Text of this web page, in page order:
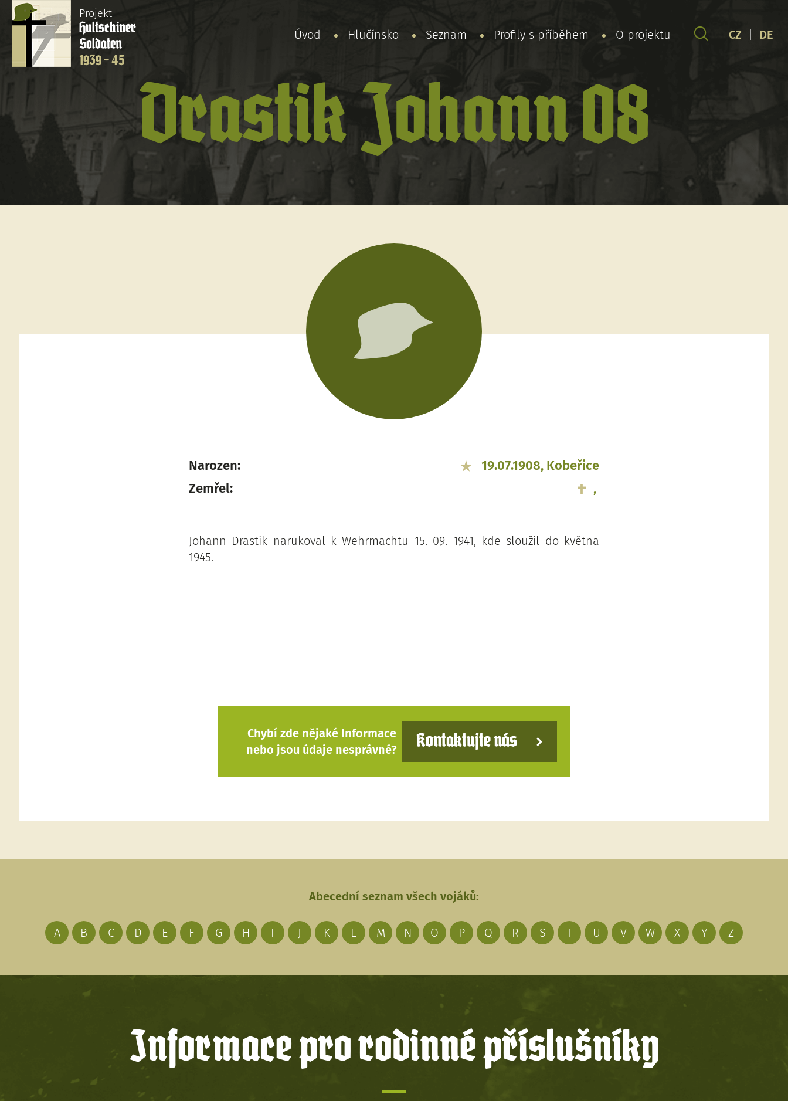
Projekt
Hultschiner
Soldaten
1939 - 45
Úvod Hlučínsko Seznam Profily s příběhem O projektu CZ DE
Drastik Johann 08
Narozen:
19.07.1908, Kobeřice
Zemřel:
,
Johann Drastik narukoval k Wehrmachtu 15. 09. 1941, kde sloužil do května
1945.
Chybí zde nějaké Informace
nebo jsou údaje nesprávné?
Kontaktujte nás
Abecední seznam všech vojáků:
A B C D E F G H I J K L M N O P Q R S T U V W X Y Z
Informace pro rodinné příslušníky